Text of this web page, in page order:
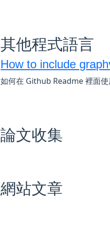
其他程式語言
How to include
如何在 Github Readme 裡面
論文收集
網站文章